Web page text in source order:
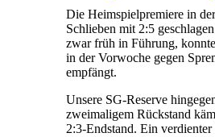
Die Heimspielpremiere in
Schlieben mit 2:5
zwar früh in Führung,
in der Vorwoche gegen
empfängt.
Unsere SG-Reserve
zweimaligem Rückstand
2:3-Endstand. Ein